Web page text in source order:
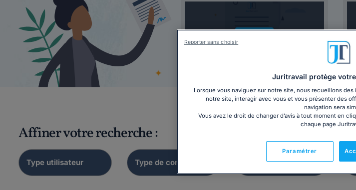
Dossier
Affiner votre recherche :
Juritravail protège
Lorsque vous naviguez sur notre site, nous recueillons
notre site, interagir avec vous et vous présenter des
navigation sera
Vous avez le droit de changer d’avis à tout moment en
chaque page
Paramétrer
Reporter sans choisir